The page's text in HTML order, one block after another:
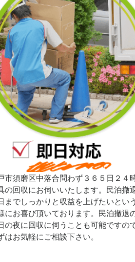
市須磨区中落合問わず３６５日２４
の回収にお伺いいたします。民泊撤
までしっかりと収益を上げたいとい
にお喜び頂いております。民泊撤退
の夜に回収に伺うことも可能ですので
はお気軽にご相談下さい。